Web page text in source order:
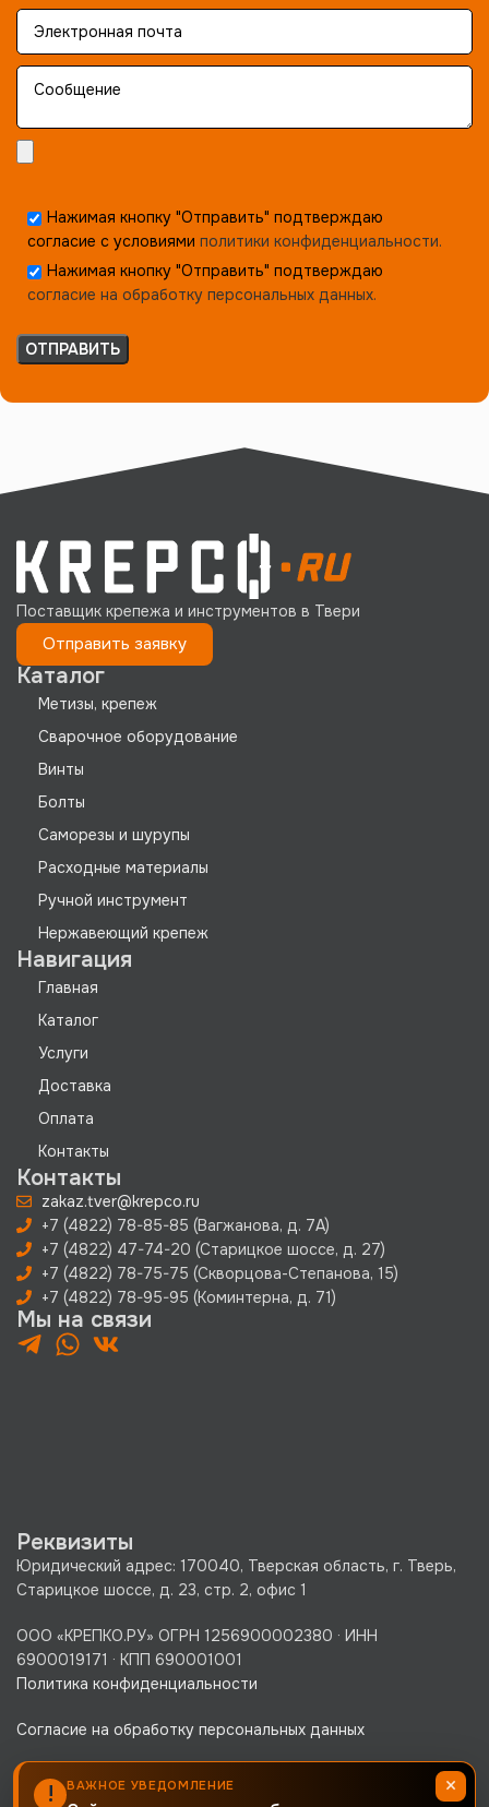
Нажимая кнопку "Отправить" подтверждаю
согласие с условиями политики конфиденциальности.
Нажимая кнопку "Отправить" подтверждаю
согласие на обработку персональных данных.
Поставщик крепежа и инструментов в Твери
Отправить заявку
Каталог
Метизы, крепеж
Сварочное оборудование
Винты
Болты
Саморезы и шурупы
Расходные материалы
Ручной инструмент
Нержавеющий крепеж
Навигация
Главная
Каталог
Услуги
Доставка
Оплата
Контакты
Контакты
zakaz.tver@krepco.ru
+7 (4822) 78-85-85 (Вагжанова, д. 7А)
+7 (4822) 47-74-20 (Старицкое шоссе, д. 27)
+7 (4822) 78-75-75 (Скворцова-Степанова, 15)
+7 (4822) 78-95-95 (Коминтерна, д. 71)
Мы на связи
Реквизиты
Юридический адрес: 170040, Тверская область, г. Тверь,
Старицкое шоссе, д. 23, стр. 2, офис 1
ООО «КРЕПКО.РУ» ОГРН 1256900002380 · ИНН
6900019171 · КПП 690001001
Политика конфиденциальности
Согласие на обработку персональных данных
! ВАЖНОЕ УВЕДОМЛЕНИЕ ×